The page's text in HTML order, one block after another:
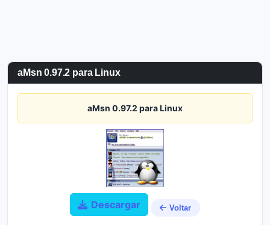
aMsn 0.97.2 para Linux
aMsn 0.97.2 para Linux
Descargar Voltar